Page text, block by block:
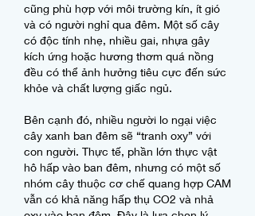
cũng phù hợp với môi trường kín, ít gió
và có người nghỉ qua đêm. Một số cây
có độc tính nhẹ, nhiều gai, nhựa gây
kích ứng hoặc hương thơm quá nồng
đều có thể ảnh hưởng tiêu cực đến sức
khỏe và chất lượng giấc ngủ.
Bên cạnh đó, nhiều người lo ngại việc
cây xanh ban đêm sẽ “tranh oxy” với
con người. Thực tế, phần lớn thực vật
hô hấp vào ban đêm, nhưng có một số
nhóm cây thuộc cơ chế quang hợp CAM
vẫn có khả năng hấp thụ CO2 và nhả